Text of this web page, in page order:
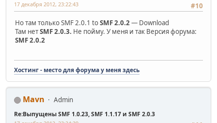
#10
17 декабря 2012, 23:22:43
Но там только SMF 2.0.1 toSMF 2.0.2— Download
Там нетSMF 2.0.3. Не пойму. У меня и так Версия форума:
SMF 2.0.2
Хостинг - место для форума у меня здесь
Mavn Admin
Re:Выпущены SMF 1.0.23, SMF 1.1.17 и SMF 2.0.3